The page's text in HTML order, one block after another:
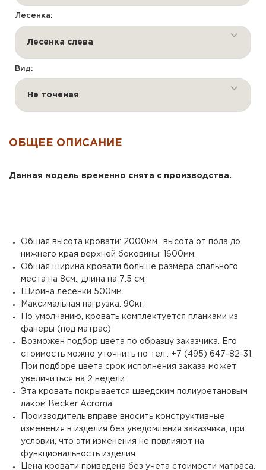
Лесенка:
Лесенка слева
Вид:
Не точеная
ОБЩЕЕ ОПИСАНИЕ
Данная модель временно снята с производства.
Общая высота кровати: 2000мм., высота от пола до
нижнего края верхней боковины: 1600мм.
Общая ширина кровати больше размера спального
места на 8см., длина на 7.5 см.
Ширина лесенки 500мм.
Максимальная нагрузка: 90кг.
По умолчанию, кровать комплектуется планками из
фанеры (под матрас)
Возможен подбор цвета по образцу заказчика. Его
стоимость можно уточнить по тел.: +7 (495) 647-82-31.
При подборе цвета срок исполнения заказа может
увеличиться на 2 недели.
Эта кровать покрывается шведским полиуретановым
лаком Becker Acroma
Производитель вправе вносить конструктивные
изменения в изделия без уведомления заказчика, при
условии, что эти изменения не повлияют на
функциональность изделия.
Цена кровати приведена без учета стоимости матраса.